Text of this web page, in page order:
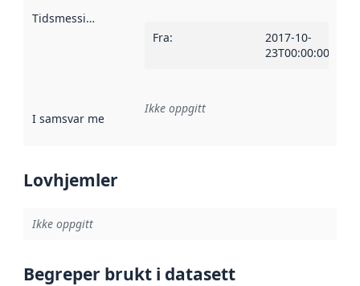
Tidsmessig avgrensning
Fra:
2017-10-
23T00:00:00Z
I samsvar med Referanse til en implementasjonsregel
Ikke oppgitt
Lovhjemler
Ikke oppgitt
Begreper brukt i datasett